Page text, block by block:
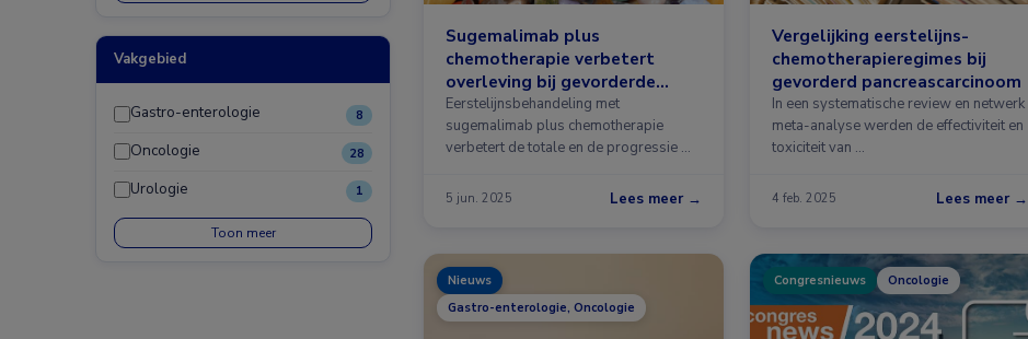
Vakgebied
Gastro-enterologie 8
Oncologie 28
Urologie 1
Toon meer
Sugemalimab plus
chemotherapie verbetert
overleving bij gevorderde
maagkanker
Eerstelijnsbehandeling met
sugemalimab plus chemotherapie
verbetert de totale en de progressie …
5 jun. 2025 Lees meer →
Vergelijking eerstelijns-
chemotherapieregimes bij
gevorderd pancreascarcinoom
In een systematische review en netwerk
meta-analyse werden de effectiviteit en
toxiciteit van …
4 feb. 2025 Lees meer →
Nieuws
Gastro-enterologie, Oncologie
Congresnieuws Oncologie